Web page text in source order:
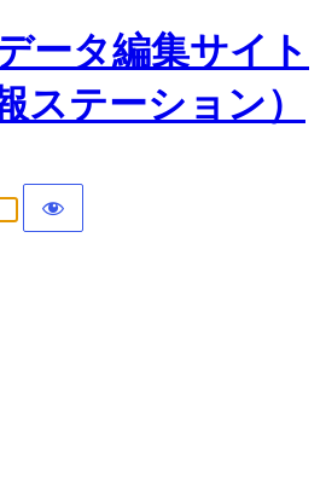
ータ編集サイト
ステーション）